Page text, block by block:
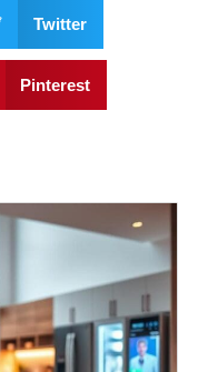
Twitter
Pinterest